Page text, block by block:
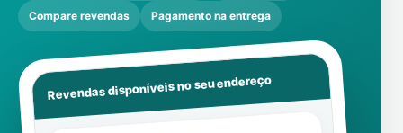
Compare revendas Pagamento na entrega
Revendas disponíveis no seu endereço